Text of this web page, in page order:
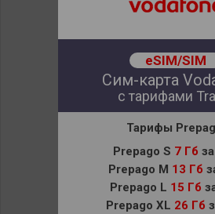
eSIM/SIM
Сим-карта
с тарифами
Тарифы
Prepago S 7 Гб
Prepago M 13 Гб
Prepago L 15 Гб
Prepago XL 26 Гб